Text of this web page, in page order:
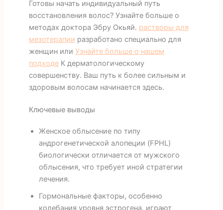
Готовы начать индивидуальный путь
восстановления волос? Узнайте больше о
методах доктора Эбру Окьяй. растворы для
мезотерапии разработано специально для
женщин или Узнайте больше о нашем
подходеК дерматологическому
совершенству. Ваш путь к более сильным и
здоровым волосам начинается здесь.
Ключевые выводы
Женское облысение по типу
андрогенетической алопеции (FPHL)
биологически отличается от мужского
облысения, что требует иной стратегии
лечения.
Гормональные факторы, особенно
колебания уровня эстрогена, играют